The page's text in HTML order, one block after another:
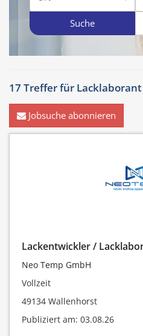
Suche
17 Treffer für Lacklaborant
Jobsuche abonnieren
Lackentwickler /
Neo Temp GmbH
Vollzeit
49134 Wallenhorst
Publiziert am: 03.08.26